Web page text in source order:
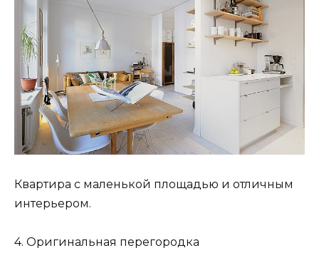
Квартира с маленькой площадью и отличным
интерьером.
4. Оригинальная перегородка